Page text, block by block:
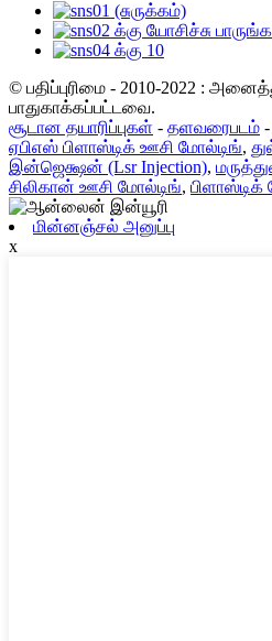
© பதிப்புரிமை - 2010-2022 :
பாதுகாக்கப்பட்டவை.
சூடான தயாரிப்புகள் - தளவரைபடம் -
ஏபிஎஸ் பிளாஸ்டிக் ஊசி மோல்டிங்,
இன்ஜெக்ஷன் (Lsr Injection),
சிலிகான் ஊசி மோல்டிங், பிளாஸ்டிக்
மின்னஞ்சல் அனுப்பு
x